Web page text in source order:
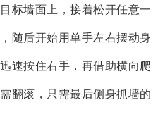
标墙面上，接着松开任意一
随后开始用单手左右摆动身
速按住右手，再借助横向爬
翻滚，只需最后侧身抓墙的